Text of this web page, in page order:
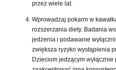
przez wiele lat.
Wprowadzaj pokarm w
rozszerzania diety. Badania
jedzenia i podawanie
zwiększa ryzyko wystąpienia
Dzieciom jedzącym